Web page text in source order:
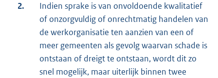
2.
Indien sprake is van onvoldoende kwalitatief
of onzorgvuldig of onrechtmatig handelen van
de werkorganisatie ten aanzien van een of
meer gemeenten als gevolg waarvan schade is
ontstaan of dreigt te ontstaan, wordt dit zo
snel mogelijk, maar uiterlijk binnen twee